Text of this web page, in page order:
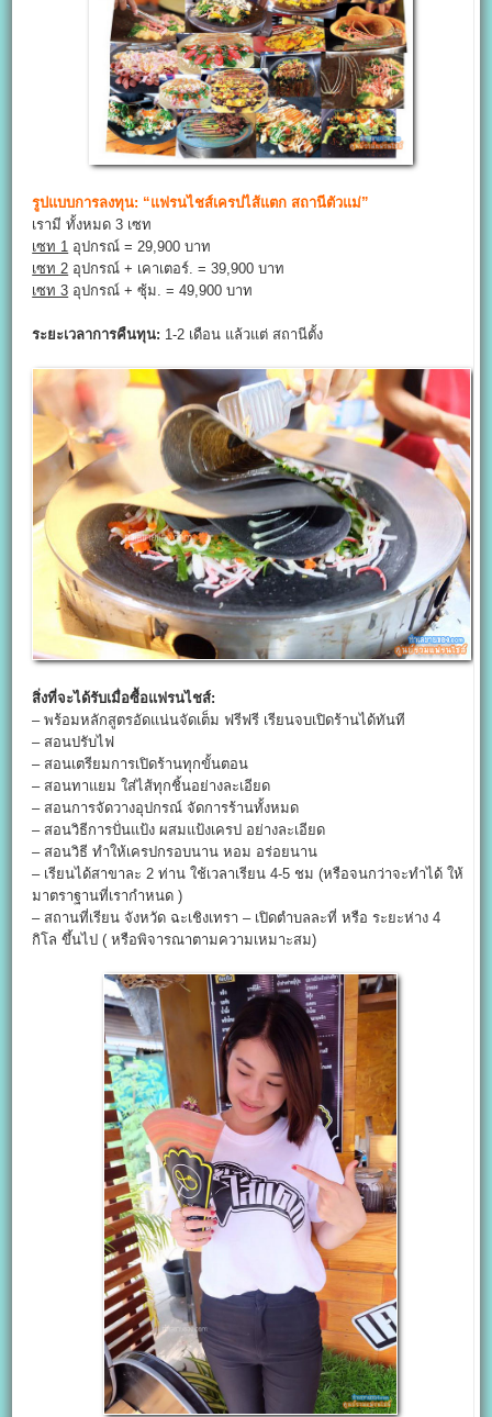
รูปแบบการลงทุน: “แฟรนไชส์เครปไส้แตก สถานีตัวแม่”
เรามี ทั้งหมด 3 เซท
เซท 1 อุปกรณ์ = 29,900 บาท
เซท 2 อุปกรณ์ + เคาเตอร์. = 39,900 บาท
เซท 3 อุปกรณ์ + ซุ้ม. = 49,900 บาท
ระยะเวลาการคืนทุน: 1-2 เดือน แล้วแต่ สถานีตั้ง
สิ่งที่จะได้รับเมื่อซื้อแฟรนไชส์:
– พร้อมหลักสูตรอัดแน่นจัดเต็ม ฟรีฟรี เรียนจบเปิดร้านได้ทันที
– สอนปรับไฟ
– สอนเตรียมการเปิดร้านทุกขั้นตอน
– สอนทาแยม ใส่ไส้ทุกชิ้นอย่างละเอียด
– สอนการจัดวางอุปกรณ์ จัดการร้านทั้งหมด
– สอนวิธีการปั่นแป้ง ผสมแป้งเครป อย่างละเอียด
– สอนวิธี ทำให้เครปกรอบนาน หอม อร่อยนาน
– เรียนได้สาขาละ 2 ท่าน ใช้เวลาเรียน 4-5 ชม (หรือจนกว่าจะทำได้ ให้
มาตราฐานที่เรากำหนด )
– สถานที่เรียน จังหวัด ฉะเชิงเทรา – เปิดตำบลละที่ หรือ ระยะห่าง 4
กิโล ขึ้นไป ( หรือพิจารณาตามความเหมาะสม)